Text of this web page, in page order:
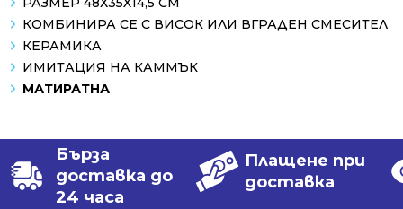
КОМБИНИРА СЕ С ВИСОК ИЛИ ВГРАДЕН СМЕСИТЕЛ
КЕРАМИКА
ИМИТАЦИЯ НА КАММЪК
МАТИРАТНА
Бърза
доставка до
24 часа
Плащене при
доставка